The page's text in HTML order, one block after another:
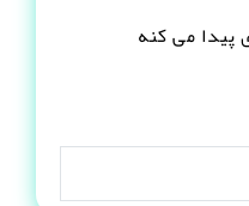
می کنه